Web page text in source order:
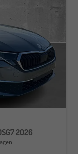
2026